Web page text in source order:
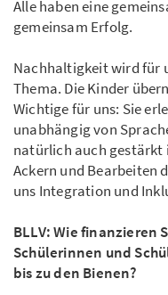
Alle haben eine
gemeinsam Erfolg.
Nachhaltigkeit wird für
Thema. Die Kinder
Wichtige für uns: Sie
unabhängig von
natürlich auch gestärkt
Ackern und Bearbeiten
uns Integration und
BLLV: Wie finanzieren
Schülerinnen und
bis zu den Bienen?